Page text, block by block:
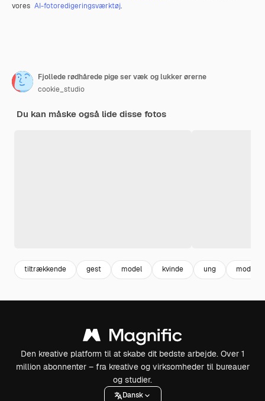
vores AI-fotoredigeringsværktøj.
Fjollede rødhårede pige ser væk og lukker ørerne
cookie_studio
Du kan måske også lide disse fotos
tiltrækkende gest model kvinde ung mode
Den kreative platform til at skabe dit bedste arbejde. Over 1
million abonnenter – fra kreative og virksomheder til bureauer
og studier.
Dansk